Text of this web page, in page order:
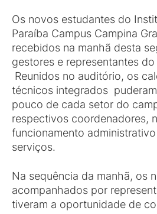
Os novos estudantes do
Paraíba Campus Campina
recebidos na manhã desta
gestores e representantes
Reunidos no auditório, os
técnicos integrados
pouco de cada setor do
respectivos coordenadores,
funcionamento
serviços.
Na sequência da manhã, os
acompanhados por
tiveram a oportunidade de